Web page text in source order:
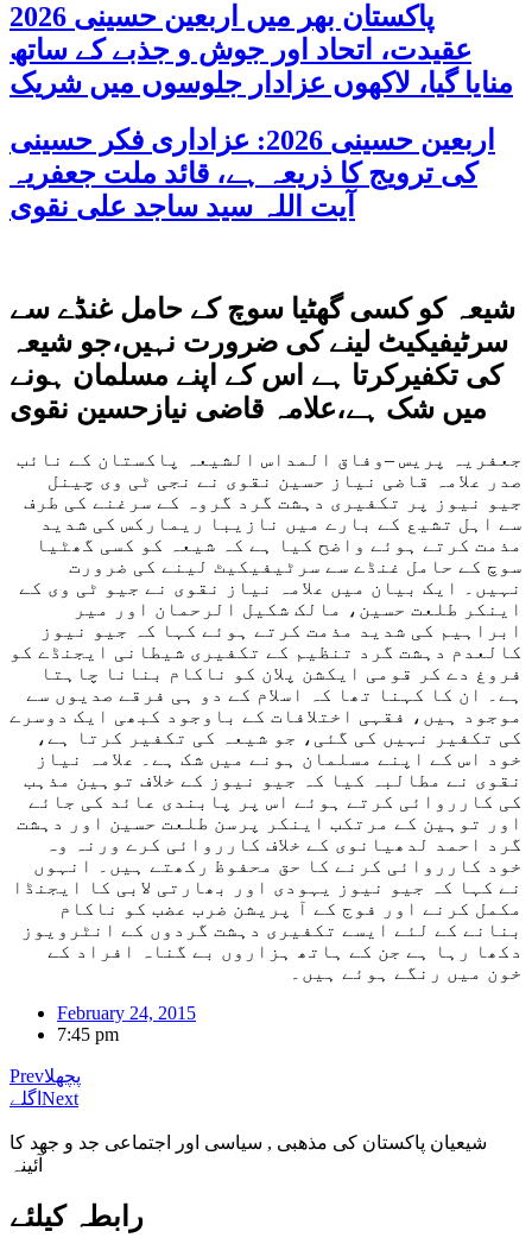
پاکستان بھر میں اربعین حسینی 2026
عقیدت، اتحاد اور جوش و جذبے کے ساتھ
منایا گیا، لاکھوں عزادار جلوسوں میں شریک
اربعین حسینی 2026: عزاداری فکر حسینی
کی ترویج کا ذریعہ ہے، قائد ملت جعفریہ
آیت اللہ سید ساجد علی نقوی
شیعہ کو کسی گھٹیا سوچ کے حامل غنڈے سے
سرٹیفیکیٹ لینے کی ضرورت نہیں،جو شیعہ
کی تکفیرکرتا ہے اس کے اپنے مسلمان ہونے
میں شک ہے،علامہ قاضی نیازحسین نقوی
جعفریہ پریس –وفاق المداس الشیعہ پاکستان کے نائب
صدر علامہ قاضی نیاز حسین نقوی نے نجی ٹی وی چینل
جیو نیوز پر تکفیری دہشت گرد گروہ کے سرغنے کی طرف
سے اہل تشیع کے بارے میں نازیبا ریمارکس کی شدید
مذمت کرتے ہوئے واضح کیا ہے کہ شیعہ کو کسی گھٹیا
سوچ کے حامل غنڈے سے سرٹیفیکیٹ لینے کی ضرورت
نہیں۔ ایک بیان میں علامہ نیاز نقوی نے جیو ٹی وی کے
اینکر طلعت حسین، مالک شکیل الرحمان اور میر
ابراہیم کی شدید مذمت کرتے ہوئے کہا کہ جیو نیوز
کالعدم دہشت گرد تنظیم کے تکفیری شیطانی ایجنڈے کو
فروغ دے کر قومی ایکشن پلان کو ناکام بنانا چاہتا
ہے۔ ان کا کہنا تھا کہ اسلام کے دو ہی فرقے صدیوں سے
موجود ہیں، فقہی اختلافات کے باوجود کبھی ایک دوسرے
کی تکفیر نہیں کی گئی، جو شیعہ کی تکفیر کرتا ہے،
خود اس کے اپنے مسلمان ہونے میں شک ہے۔ علامہ نیاز
نقوی نے مطالبہ کیا کہ جیو نیوز کے خلاف توہین مذہب
کی کارروائی کرتے ہوئے اس پر پابندی عائد کی جائے
اور توہین کے مرتکب اینکر پرسن طلعت حسین اور دہشت
گرد احمد لدھیانوی کے خلاف کارروائی کرے ورنہ وہ
خود کارروائی کرنے کا حق محفوظ رکھتے ہیں۔ انہوں
نے کہا کہ جیو نیوز یہودی اور بھارتی لابی کا ایجنڈا
مکمل کرنے اور فوج کے آ پریشن ضرب عضب کو ناکام
بنانے کے لئے ایسے تکفیری دہشت گردوں کے انٹرویوز
دکھا رہا ہے جن کے ہاتھ ہزاروں بے گناہ افراد کے
خون میں رنگے ہوئے ہیں۔
February 24, 2015
7:45 pm
Prevپچھلا
اگلے Next
شیعیان پاکستان کی مذهبی , سیاسی اور اجتماعی جد و جهد کا
آئینہ